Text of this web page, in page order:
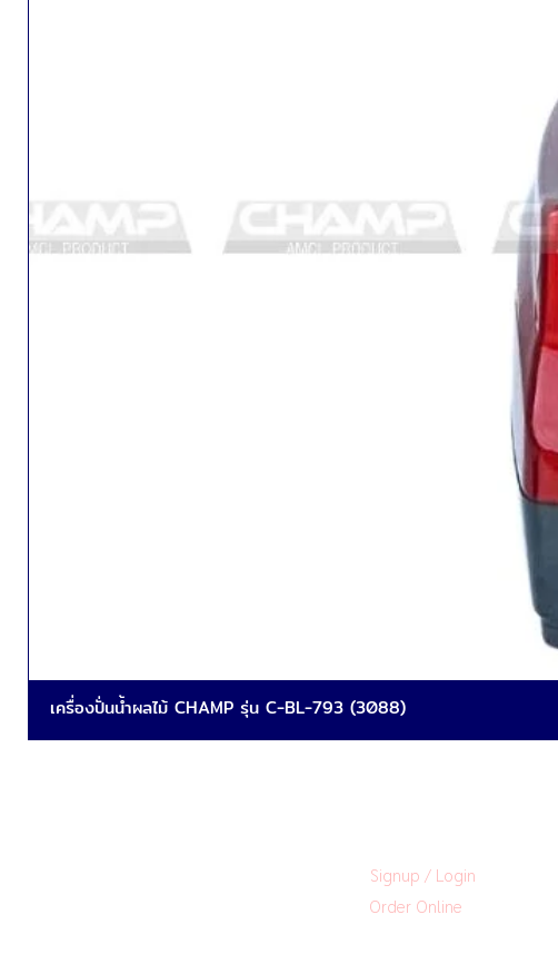
เครื่องปั่นน้ำผลไม้ CHAMP รุ่น C-BL-793 (3088)
Signup / Login
Order Online